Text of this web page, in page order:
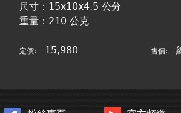
尺寸：15x10x4.5 公分
重量：210 公克
定價: 15,980 售價: